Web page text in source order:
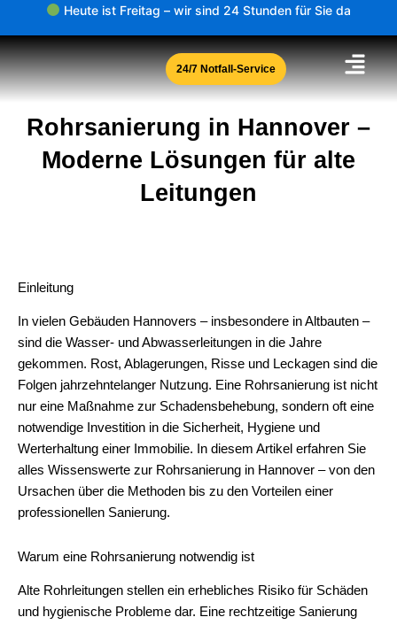
springen
Heute ist Freitag – wir sind 24 Stunden für Sie da
24/7 Notfall-Service
Rohrsanierung in Hannover –
Moderne Lösungen für alte
Leitungen
Einleitung
In vielen Gebäuden Hannovers – insbesondere in Altbauten –
sind die Wasser- und Abwasserleitungen in die Jahre
gekommen. Rost, Ablagerungen, Risse und Leckagen sind die
Folgen jahrzehntelanger Nutzung. Eine Rohrsanierung ist nicht
nur eine Maßnahme zur Schadensbehebung, sondern oft eine
notwendige Investition in die Sicherheit, Hygiene und
Werterhaltung einer Immobilie. In diesem Artikel erfahren Sie
alles Wissenswerte zur Rohrsanierung in Hannover – von den
Ursachen über die Methoden bis zu den Vorteilen einer
professionellen Sanierung.
Warum eine Rohrsanierung notwendig ist
Alte Rohrleitungen stellen ein erhebliches Risiko für Schäden
und hygienische Probleme dar. Eine rechtzeitige Sanierung